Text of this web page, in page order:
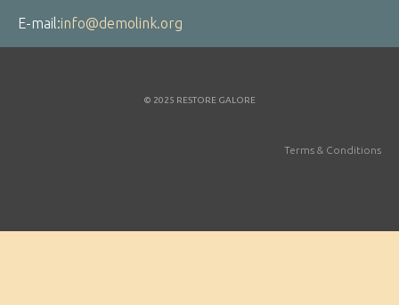
E-mail:info@demolink.org
© 2025 RESTORE GALORE
Terms & Conditions